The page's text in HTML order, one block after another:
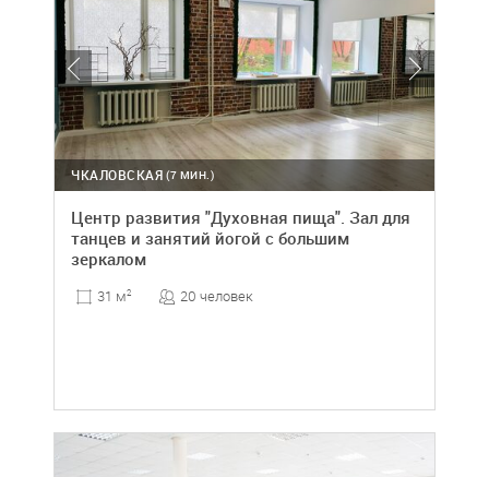
(7 МИН.)
ЧКАЛОВСКАЯ
Центр развития "Духовная пища". Зал для
танцев и занятий йогой с большим
зеркалом
31 м2 20 человек